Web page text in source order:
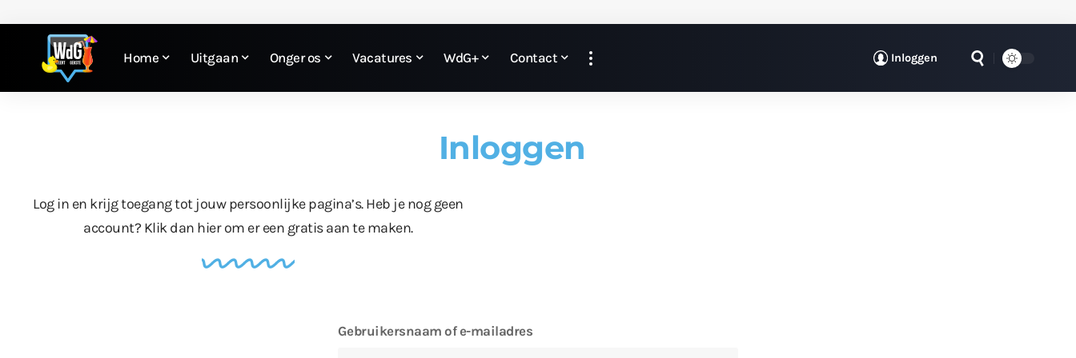
Home Uitgaan Onger os Vacatures WdG+ Contact Inloggen
Inloggen
Log in en krijg toegang tot jouw persoonlijke pagina’s. Heb je nog geen
account? Klik dan hierom er een gratis aan te maken.
Gebruikersnaam of e-mailadres